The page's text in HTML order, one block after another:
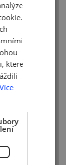
si
modulu
níže
ENGLISH
které
Více